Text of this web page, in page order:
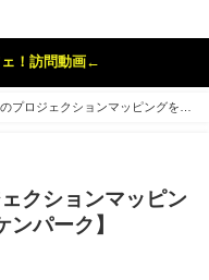
！訪問動画←
プロジェクションマッピングを紹
クションマッピン
パーク】